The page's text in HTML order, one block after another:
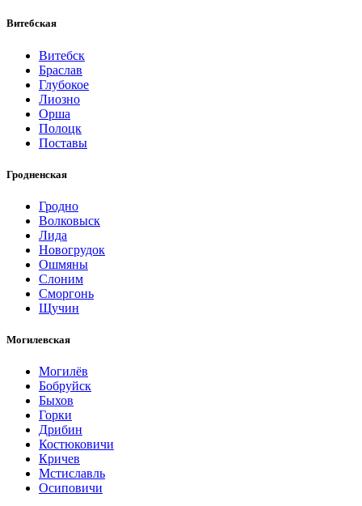
Витебская
Витебск
Браслав
Глубокое
Лиозно
Орша
Полоцк
Поставы
Гродненская
Гродно
Волковыск
Лида
Новогрудок
Ошмяны
Слоним
Сморгонь
Щучин
Могилевская
Могилёв
Бобруйск
Быхов
Горки
Дрибин
Костюковичи
Кричев
Мстиславль
Осиповичи